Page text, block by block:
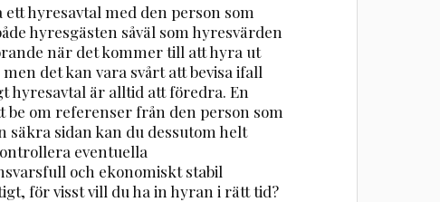
hyresavtal med den person som
hyresgästen såväl som hyresvärden
när det kommer till att hyra ut
det kan vara svårt att bevisa ifall
hyresavtal är alltid att föredra. En
om referenser från den person som
säkra sidan kan du dessutom helt
eventuella
och ekonomiskt stabil
för visst vill du ha in hyran i rätt tid?